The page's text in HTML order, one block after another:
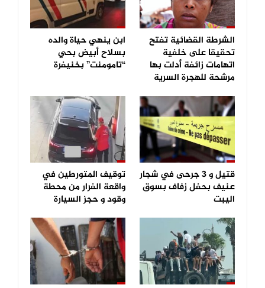
الشرطة القضائية تفتح
تحقيقا على خلفية
اتهامات زائفة أدلت بها
مرشحة للهجرة السرية
ابن ينهي حياة والده
بسلاح أبيض بحي
“تامومنت” بخنيفرة
قتيل و 3 جرحى في شجار
عنيف بحفل زفاف بسوق
اليبت
توقيف المتورطين في
واقعة الفرار من محطة
وقود و حجز السيارة